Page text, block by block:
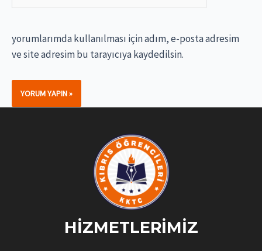
yorumlarımda kullanılması için adım, e-posta adresim
ve site adresim bu tarayıcıya kaydedilsin.
HIZMETLERIMIZ